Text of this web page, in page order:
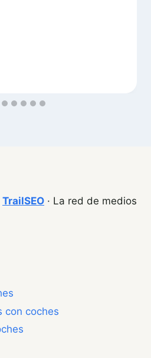
TrailSEO · La red de medios
con coches